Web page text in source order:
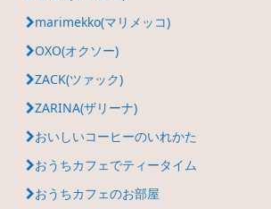
marimekko(マリメッコ)
OXO(オクソー)
ZACK(ツァック)
ZARINA(ザリーナ)
おいしいコーヒーのいれかた
おうちカフェでティータイム
おうちカフェのお部屋